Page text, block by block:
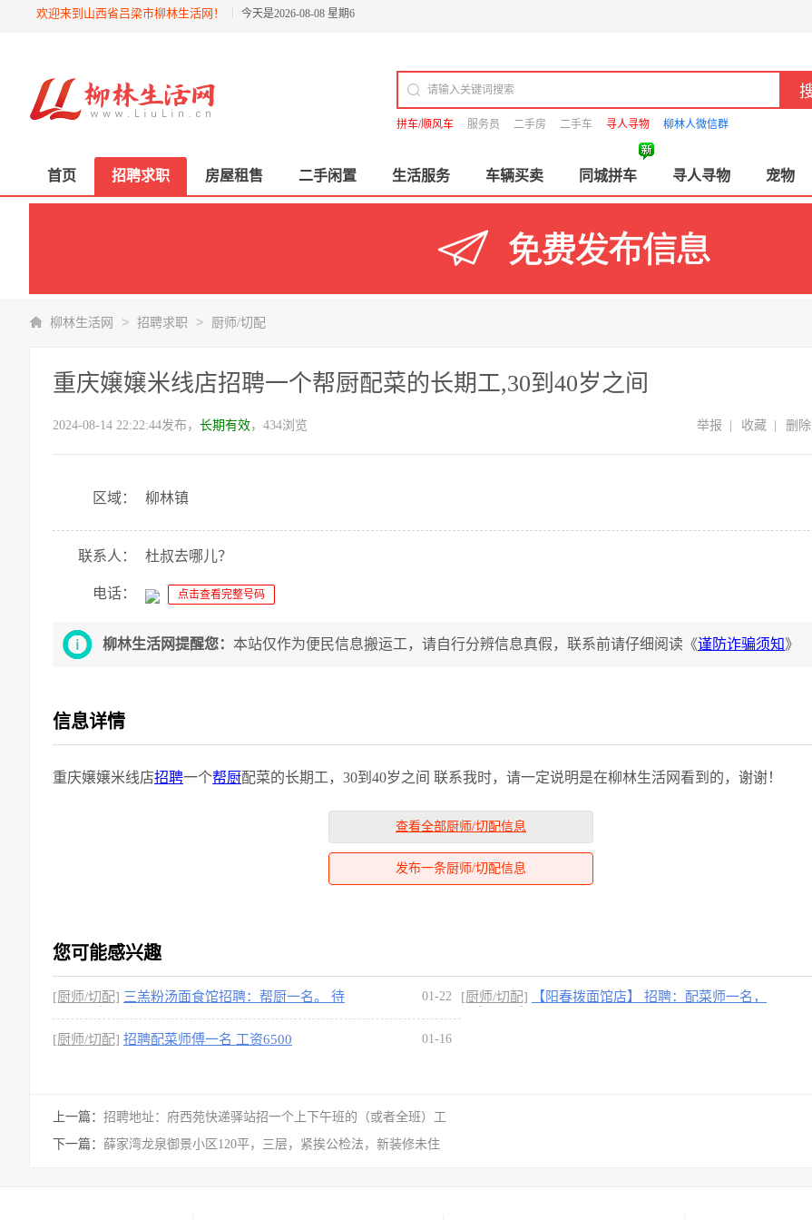
欢迎来到山西省吕梁市柳林生活网！ 今天是2026-08-08 星期6
拼车/顺风车 服务员 二手房 二手车 寻人寻物 柳林人微信群
首页 招聘求职 房屋租售 二手闲置 生活服务 车辆买卖 同城拼车 寻人寻物 宠物
柳林生活网 > 招聘求职 > 厨师/切配
重庆嬢嬢米线店招聘一个帮厨配菜的长期工,30到40岁之间
2024-08-14 22:22:44发布， 长期有效，434浏览 删除
收藏
举报
区域： 柳林镇
联系人： 杜叔去哪儿？
电话： 点击查看完整号码
柳林生活网提醒您： 本站仅作为便民信息搬运工，请自行分辨信息真假，联系前请仔细阅读《谨防诈骗须知》
信息详情
重庆嬢嬢米线店招聘一个帮厨配菜的长期工，30到40岁之间 联系我时，请一定说明是在柳林生活网看到的，谢谢！
查看全部厨师/切配信息
发布一条厨师/切配信息
您可能感兴趣
[厨师/切配] 三羔粉汤面食馆招聘：帮厨一名。 待
01-22 [厨师/切配]
【阳春拨面馆店】 招聘：配菜师一名，
[厨师/切配] 招聘配菜师傅一名 工资6500 01-16
上一篇： 招聘地址：府西苑快递驿站招一个上下午班的（或者全班）工
下一篇： 薛家湾龙泉御景小区120平，三层，紧挨公检法，新装修未住